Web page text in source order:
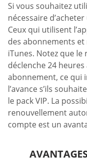
Si vous souhaitez
nécessaire
Ceux qui utilisent
des abonnements
iTunes. Notez que
déclenche 24
abonnement, ce qui
l’avance s’ils
le pack VIP. La
renouvellement
compte est un